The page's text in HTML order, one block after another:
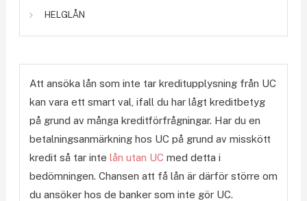
HELGLÅN
Att ansöka lån som inte tar kreditupplysning från UC
kan vara ett smart val, ifall du har lågt kreditbetyg
på grund av många kreditförfrågningar. Har du en
betalningsanmärkning hos UC på grund av misskött
kredit så tar inte lån utan UC med detta i
bedömningen. Chansen att få lån är därför större om
du ansöker hos de banker som inte gör UC.